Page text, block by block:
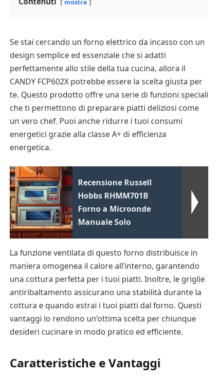
mostra
Se stai cercando un forno elettrico da incasso con un
design semplice ed essenziale che si adatti
perfettamente allo stile della tua cucina, allora il
CANDY FCP602X potrebbe essere la scelta giusta per
te. Questo prodotto offre una serie di funzioni speciali
che ti permettono di preparare piatti deliziosi come
un vero chef. Puoi anche ridurre i tuoi consumi
energetici grazie alla classe A+ di efficienza
energetica.
Recensione Russell
Hobbs RHMM701B
Forno a Microonde
Manuale Solo
La funzione ventilata di questo forno distribuisce in
maniera omogenea il calore all’interno, garantendo
una cottura perfetta per i tuoi piatti. Inoltre, le griglie
antiribaltamento assicurano una stabilità durante la
cottura e quando estrai i tuoi piatti dal forno. Questi
vantaggi lo rendono un’ottima scelta per chiunque
desideri cucinare in modo pratico ed efficiente.
Caratteristiche e Vantaggi